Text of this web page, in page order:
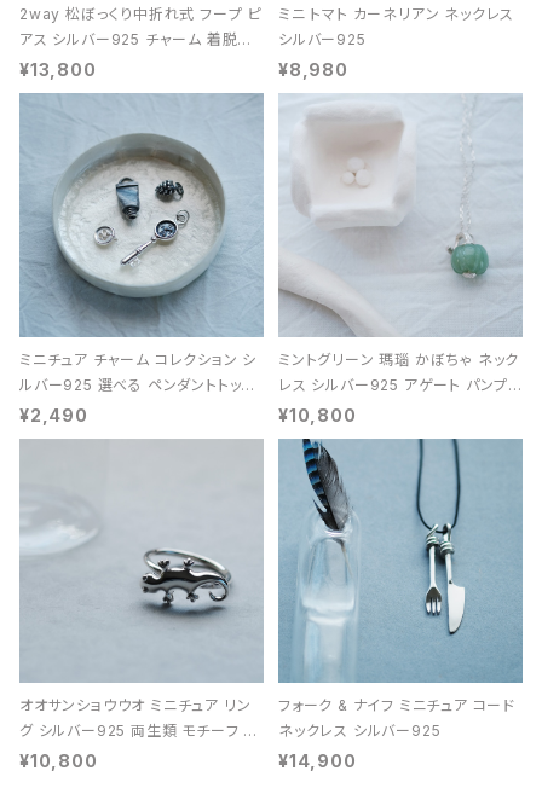
2way 松ぼっくり中折れ式 フープ ピ
アス シルバー925 チャーム 着脱可
能 レディース ユニセックス
¥13,800
ミニ トマト カーネリアン ネックレス
シルバー925
¥8,980
ミニチュア チャーム コレクション シ
ルバー925 選べる ペンダントトップ
レディース ユニセックス
¥2,490
ミントグリーン 瑪瑙 かぼちゃ ネック
レス シルバー925 アゲート パンプキ
ン 天然石 レディース
¥10,800
オオサンショウウオ ミニチュア リン
グ シルバー925 両生類 モチーフ レ
ディース ユニセックス
¥10,800
フォーク & ナイフ ミニチュア コード
ネックレス シルバー925
¥14,900